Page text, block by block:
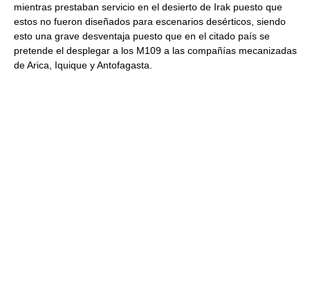
mientras prestaban servicio en el desierto de Irak puesto que
estos no fueron diseñados para escenarios desérticos, siendo
esto una grave desventaja puesto que en el citado país se
pretende el desplegar a los M109 a las compañías mecanizadas
de Arica, Iquique y Antofagasta.